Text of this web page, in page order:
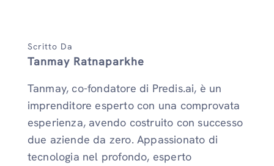
Scritto Da
Tanmay Ratnaparkhe
Tanmay, co-fondatore di Predis.ai, è un
imprenditore esperto con una comprovata
esperienza, avendo costruito con successo
due aziende da zero. Appassionato di
tecnologia nel profondo, esperto